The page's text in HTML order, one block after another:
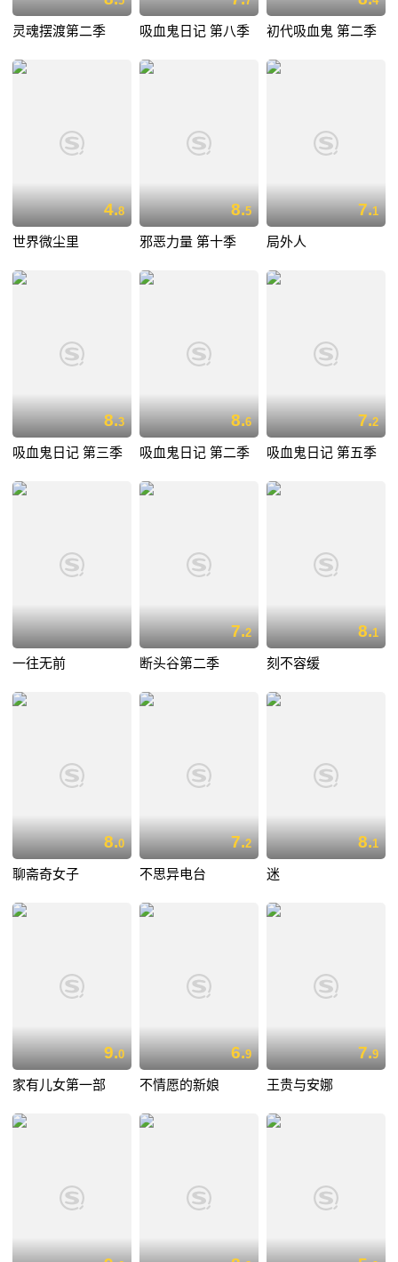
灵魂摆渡第二季 吸血鬼日记 第八季 初代吸血鬼 第二季
4.8
世界微尘里
8.5
邪恶力量 第十季
7.1
局外人
8.3
吸血鬼日记 第三季
8.6
吸血鬼日记 第二季
7.2
吸血鬼日记 第五季
一往无前
7.2
断头谷第二季
8.1
刻不容缓
8.0
聊斋奇女子
7.2
不思异电台
8.1
迷
9.0
家有儿女第一部
6.9
不情愿的新娘
7.9
王贵与安娜